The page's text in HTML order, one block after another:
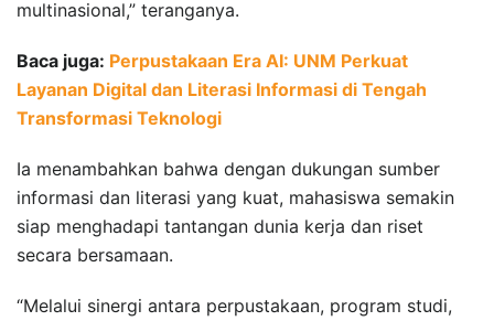
multinasional,” teranganya.
Baca juga: Perpustakaan Era AI: UNM Perkuat
Layanan Digital dan Literasi Informasi di Tengah
Transformasi Teknologi
Ia menambahkan bahwa dengan dukungan sumber
informasi dan literasi yang kuat, mahasiswa semakin
siap menghadapi tantangan dunia kerja dan riset
secara bersamaan.
“Melalui sinergi antara perpustakaan, program studi,